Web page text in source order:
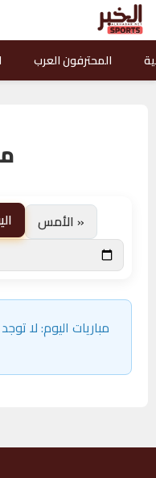
المحترفون العرب
« الأمس
مباريات اليوم: لا